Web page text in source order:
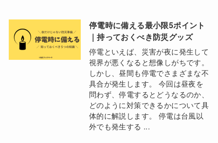
停電時に備える最小限5ポイント
｜持っておくべき防災グッズ
停電といえば、災害が夜に発生して
視界が悪くなると想像しがちです。
しかし、昼間も停電でさまざまな不
具合が発生します。 今回は昼夜を
問わず、停電するとどうなるのか、
どのように対策できるかについて具
体的に解説します。 停電は台風以
外でも発生する ...